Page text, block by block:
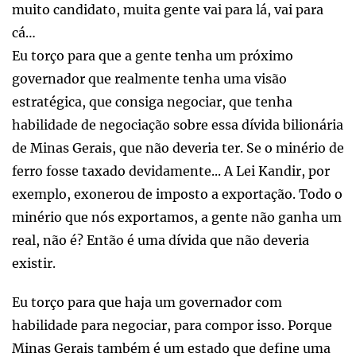
muito candidato, muita gente vai para lá, vai para
cá…
Eu torço para que a gente tenha um próximo
governador que realmente tenha uma visão
estratégica, que consiga negociar, que tenha
habilidade de negociação sobre essa dívida bilionária
de Minas Gerais, que não deveria ter. Se o minério de
ferro fosse taxado devidamente... A Lei Kandir, por
exemplo, exonerou de imposto a exportação. Todo o
minério que nós exportamos, a gente não ganha um
real, não é? Então é uma dívida que não deveria
existir.
Eu torço para que haja um governador com
habilidade para negociar, para compor isso. Porque
Minas Gerais também é um estado que define uma